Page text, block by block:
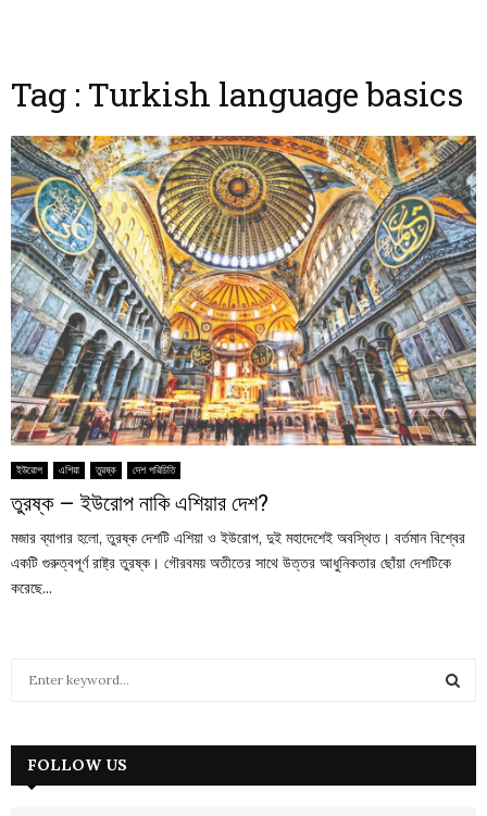
Tag : Turkish language basics
ইউরোপ এশিয়া তুরষ্ক দেশ পরিচিতি
তুরষ্ক – ইউরোপ নাকি এশিয়ার দেশ?
মজার ব্যাপার হলো, তুরষ্ক দেশটি এশিয়া ও ইউরোপ, দুই মহাদেশেই অবস্থিত। বর্তমান বিশ্বের
একটি গুরুত্বপূর্ণ রাষ্ট্র তুরষ্ক। গৌরবময় অতীতের সাথে উত্তর আধুনিকতার ছোঁয়া দেশটিকে
করেছে...
h
FOLLOW US